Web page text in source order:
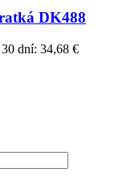
DK488
dní: 34,68 €